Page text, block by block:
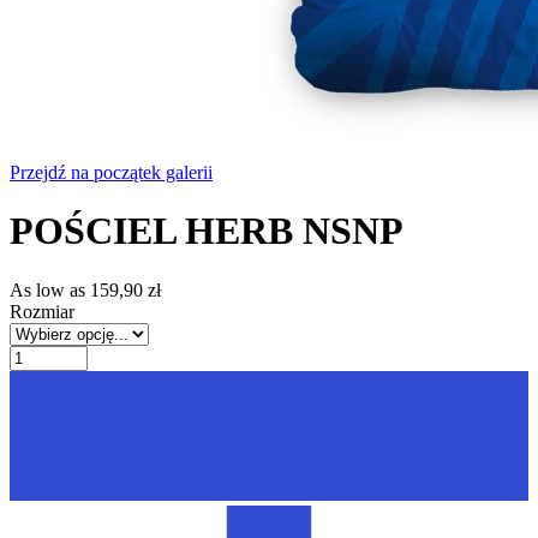
Przejdź na początek galerii
POŚCIEL HERB NSNP
As low as 159,90 zł
Rozmiar